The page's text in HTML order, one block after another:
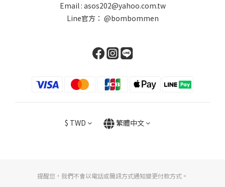
Email : asos202@yahoo.com.tw
Line官方： @bombommen
$ TWD 繁體中文
提醒您，我們不會以電話或簡訊方式通知變更付款方式。